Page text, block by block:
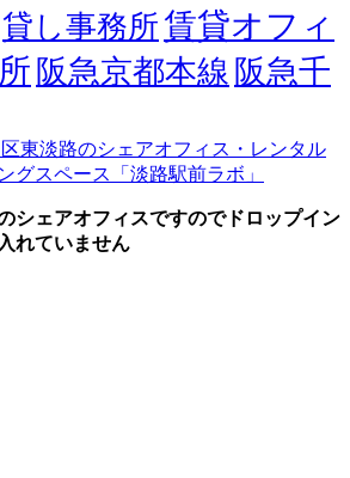
貸し事務所賃貸オフィ
阪急京都本線 阪急千
東淡路のシェアオフィス・レンタル
グスペース「淡路駅前ラボ」
シェアオフィスですのでドロップイン
れていません